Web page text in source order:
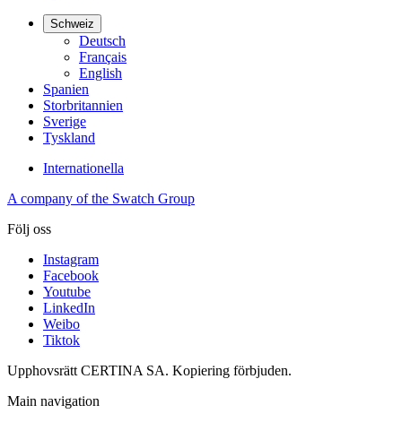
Schweiz
Deutsch
Français
English
Spanien
Storbritannien
Sverige
Tyskland
Internationella
A company of the Swatch Group
Följ oss
Instagram
Facebook
Youtube
LinkedIn
Weibo
Tiktok
Upphovsrätt CERTINA SA. Kopiering förbjuden.
Main navigation